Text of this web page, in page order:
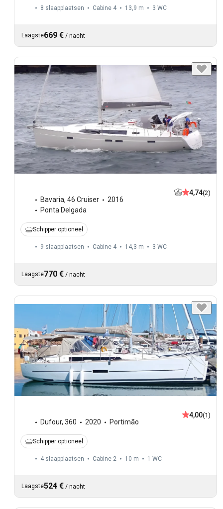
8 slaapplaatsen Cabine 4 13,9 m 3 WC
Laagste669 € / nacht
Bavaria, 46 Cruiser
2016
Ponta Delgada
4,74(2)
Schipper optioneel
9 slaapplaatsen Cabine 4 14,3 m 3 WC
Laagste770 € / nacht
Dufour, 360 2020 Portimão
4,00(1)
Schipper optioneel
4 slaapplaatsen Cabine 2 10 m 1 WC
Laagste524 € / nacht